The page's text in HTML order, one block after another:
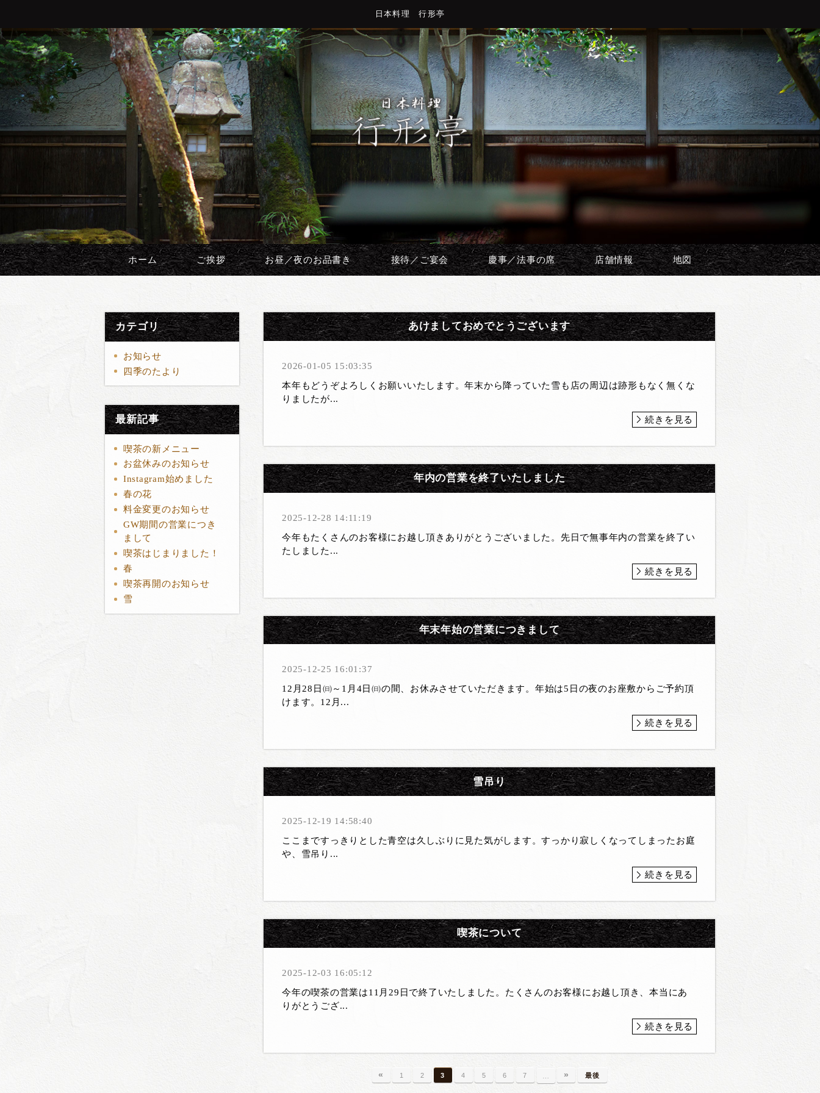
日本料理 行形亭
ホーム ご挨拶 お昼／夜のお品書き 接待／ご宴会 慶事／法事の席 店舗情報 地図
カテゴリ
お知らせ
四季のたより
最新記事
喫茶の新メニュー
お盆休みのお知らせ
Instagram始めました
春の花
料金変更のお知らせ
GW期間の営業につき
まして
喫茶はじまりました！
春
喫茶再開のお知らせ
雪
あけましておめでとうございます
2026-01-05 15:03:35
本年もどうぞよろしくお願いいたします。年末から降っていた雪も店の周辺は跡形もなく無くな
りましたが...
続きを見る
年内の営業を終了いたしました
2025-12-28 14:11:19
今年もたくさんのお客様にお越し頂きありがとうございました。先日で無事年内の営業を終了い
たしました...
続きを見る
年末年始の営業につきまして
2025-12-25 16:01:37
12月28日㈰～1月4日㈰の間、お休みさせていただきます。年始は5日の夜のお座敷からご予約頂
けます。12月...
続きを見る
雪吊り
2025-12-19 14:58:40
ここまですっきりとした青空は久しぶりに見た気がします。すっかり寂しくなってしまったお庭
や、雪吊り...
続きを見る
喫茶について
2025-12-03 16:05:12
今年の喫茶の営業は11月29日で終了いたしました。たくさんのお客様にお越し頂き、本当にあ
りがとうござ...
続きを見る
« 1 2 3 4 5 6 7 » 最後